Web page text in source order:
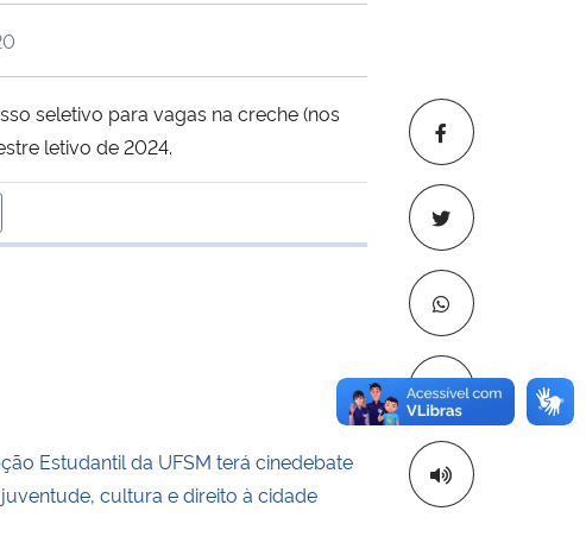
Copiar para
seletivo para vagas na creche (nos
letivo de 2024.
de transferência
Estudantil da UFSM terá cinedebate
cultura e direito à cidade